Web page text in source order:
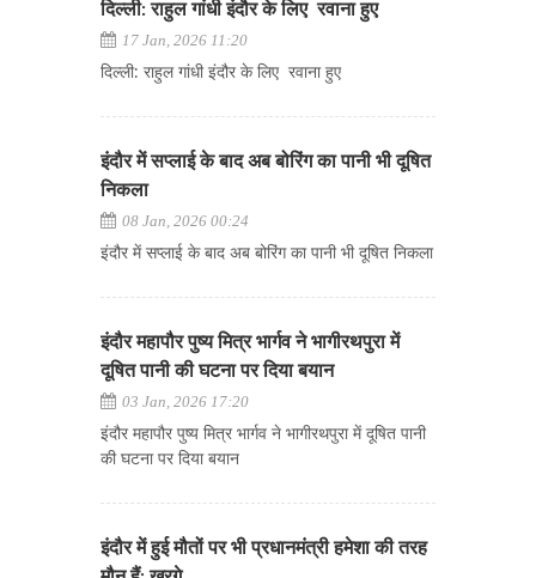
दिल्ली: राहुल गांधी इंदौर के लिए रवाना हुए
17 Jan, 2026 11:20
दिल्ली: राहुल गांधी इंदौर के लिए रवाना हुए
इंदौर में सप्लाई के बाद अब बोरिंग का पानी भी दूषित
निकला
08 Jan, 2026 00:24
इंदौर में सप्लाई के बाद अब बोरिंग का पानी भी दूषित निकला
इंदौर महापौर पुष्य मित्र भार्गव ने भागीरथपुरा में
दूषित पानी की घटना पर दिया बयान
03 Jan, 2026 17:20
इंदौर महापौर पुष्य मित्र भार्गव ने भागीरथपुरा में दूषित पानी
की घटना पर दिया बयान
इंदौर में हुई मौतों पर भी प्रधानमंत्री हमेशा की तरह